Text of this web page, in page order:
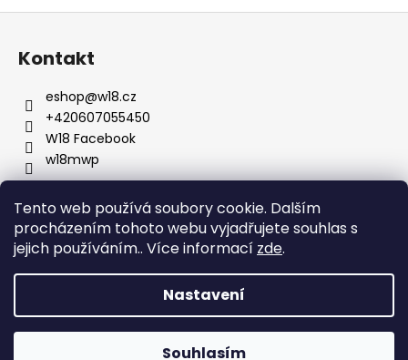
Tento web používá soubory cookie. Dalším
procházením tohoto webu vyjadřujete souhlas s
jejich používáním.. Více informací zde.
Nastavení
Souhlasím
Z
Kontakt
eshop@w18.cz
+420607055450
W18 Facebook
w18mwp
Vinařství W18. Všechna práva vyhrazena.